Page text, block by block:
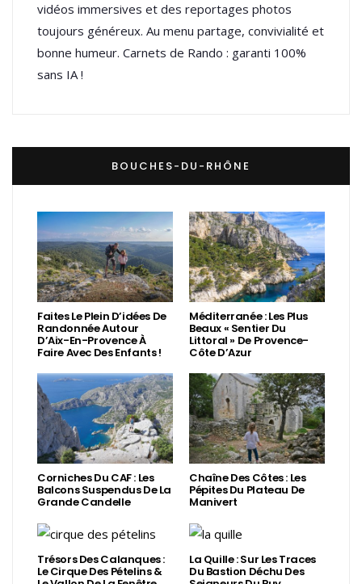
vidéos immersives et des reportages photos
toujours généreux. Au menu partage, convivialité et
bonne humeur. Carnets de Rando : garanti 100%
sans IA !
BOUCHES-DU-RHÔNE
Faites Le Plein D’idées De
Randonnée Autour
D’Aix-En-Provence À
Faire Avec Des Enfants !
Méditerranée : Les Plus
Beaux « Sentier Du
Littoral » De Provence-
Côte D’Azur
Corniches Du CAF : Les
Balcons Suspendus De La
Grande Candelle
Chaîne Des Côtes : Les
Pépites Du Plateau De
Manivert
Trésors Des Calanques :
Le Cirque Des Pételins &
La Quille : Sur Les Traces
Du Bastion Déchu Des